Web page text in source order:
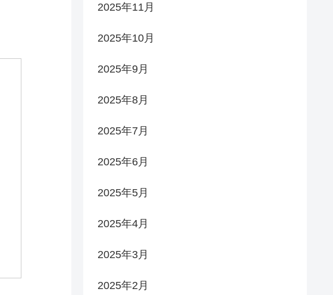
2025年11月
2025年10月
2025年9月
2025年8月
2025年7月
2025年6月
2025年5月
2025年4月
2025年3月
2025年2月